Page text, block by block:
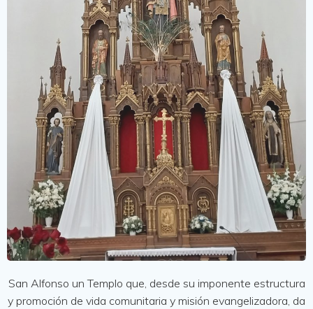
San Alfonso un Templo que, desde su imponente estructura
y promoción de vida comunitaria y misión evangelizadora, da